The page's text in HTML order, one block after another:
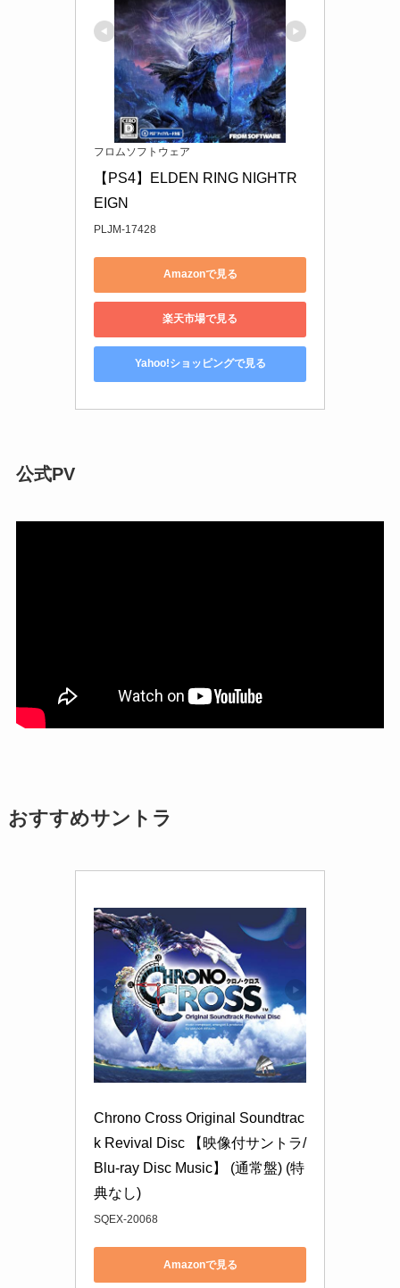
フロムソフトウェア
【PS4】ELDEN RING NIGHTR
EIGN
PLJM-17428
Amazonで見る
楽天市場で見る
Yahoo!ショッピングで見る
公式PV
おすすめサントラ
Chrono Cross Original Soundtrac
k Revival Disc 【映像付サントラ/
Blu-ray Disc Music】 (通常盤) (特
典なし)
SQEX-20068
Amazonで見る